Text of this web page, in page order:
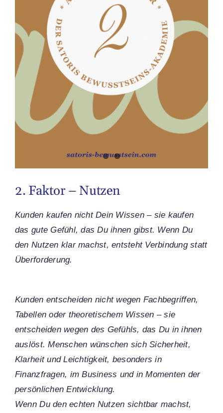
2. Faktor – Nutzen
Kunden kaufen nicht Dein Wissen – sie kaufen
das gute Gefühl, das Du ihnen gibst. Wenn Du
den Nutzen klar machst, entsteht Verbindung statt
Überforderung.
Kunden entscheiden nicht wegen Fachbegriffen,
Tabellen oder theoretischem Wissen – sie
entscheiden wegen des Gefühls, das Du in ihnen
auslöst. Menschen wünschen sich Sicherheit,
Klarheit und Leichtigkeit, besonders in
Finanzfragen, im Business und in Momenten der
persönlichen Entwicklung.
Wenn Du den echten Nutzen sichtbar machst,